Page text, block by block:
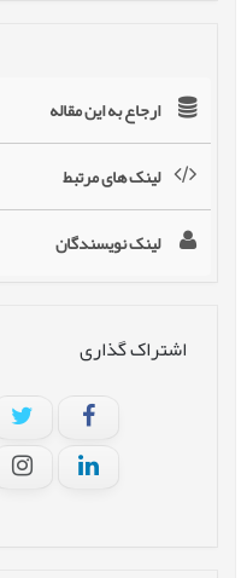
ارجاع به این مقاله
لینک های مرتبط
لینک نویسندگان
اشتراک گذاری